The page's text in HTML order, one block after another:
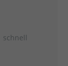
schnell